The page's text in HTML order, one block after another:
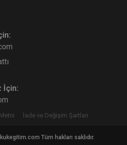
İçin:
İade ve Değişim Şartları
Tüm hakları saklıdır.